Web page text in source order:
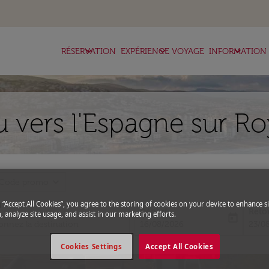
RÉSERVATION
keyboard_arrow_down EXPÉRIENCE VOYAGE
keyboard_arrow_down INFORMATION
keyboard_arrow_down
l'Espagne sur
Départ
fc-
“Accept All Cookies”, you agree to the storing of cookies on your device to enhance
analyze site usage, and assist in our marketing efforts.
Accept All Cookies
Cookies Settings